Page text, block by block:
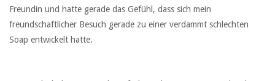
Freundin und hatte gerade das Gefühl, dass sich mein
freundschaftlicher Besuch gerade zu einer verdammt schlechten
Soap entwickelt hatte.